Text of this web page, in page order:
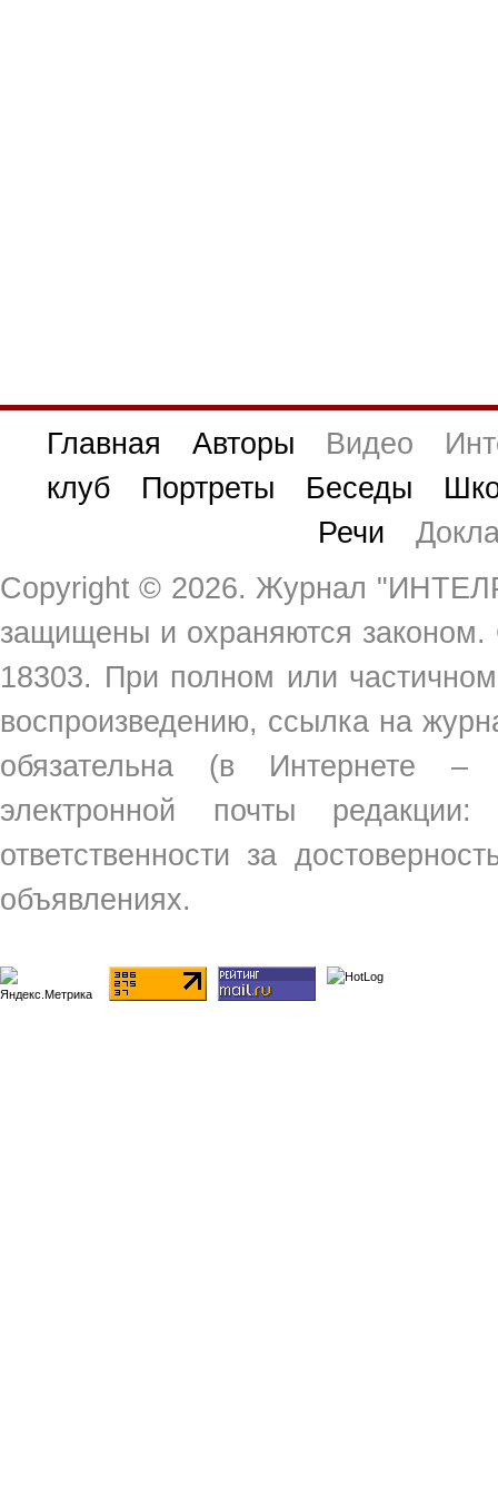
Главная Авторы Видео
клуб
Портреты Беседы
Речи
Copyright © 2026. Журнал
защищены и охраняются
18303. При полном или
воспроизведению, ссылка на
обязательна (в Интернете
электронной почты
ответственности за
объявлениях.